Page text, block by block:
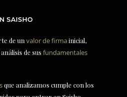
SAISHO
de un valor de firmainicial,
de sus fundamentales
que analizamos cumple con los